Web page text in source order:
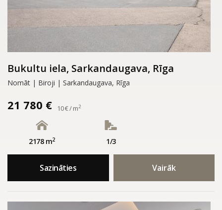
Bukultu iela, Sarkandaugava, Rīga
Nomāt | Biroji | Sarkandaugava, Rīga
21 780 € 10 € / m2
2178 m2 1/3
Sazināties Vairāk